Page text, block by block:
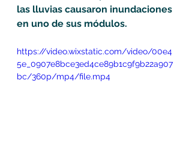
las lluvias causaron inundaciones
en uno de sus módulos.
https://video.wixstatic.com/video/00e4
5e_0907e8bce3ed4ce89b1c9f9b22a907
bc/360p/mp4/file.mp4